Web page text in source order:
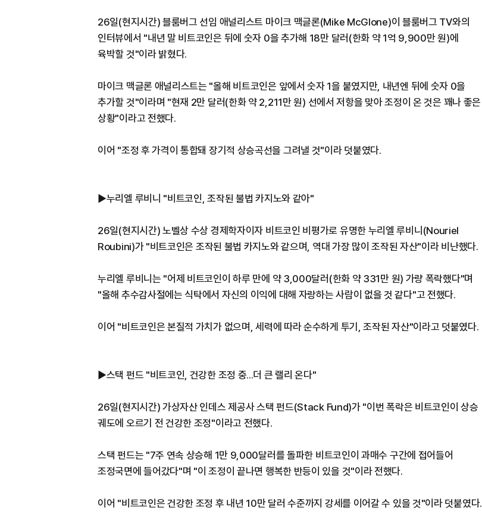
26일(현지시간) 블룸버그 선임 애널리스트 마이크 맥글론(Mike McGlone)이 블룸버그 TV와의
인터뷰에서 "내년 말 비트코인은 뒤에 숫자 0을 추가해 18만 달러(한화 약 1억 9,900만 원)에
육박할 것"이라 밝혔다.
마이크 맥글론 애널리스트는 "올해 비트코인은 앞에서 숫자 1을 붙였지만, 내년엔 뒤에 숫자 0을
추가할 것"이라며 "현재 2만 달러(한화 약 2,211만 원) 선에서 저항을 맞아 조정이 온 것은 꽤나 좋은
상황"이라고 전했다.
이어 "조정 후 가격이 통합돼 장기적 상승곡선을 그려낼 것"이라 덧붙였다.
▶누리엘 루비니 "비트코인, 조작된 불법 카지노와 같아"
26일(현지시간) 노벨상 수상 경제학자이자 비트코인 비평가로 유명한 누리엘 루비니(Nouriel
Roubini)가 "비트코인은 조작된 불법 카지노와 같으며, 역대 가장 많이 조작된 자산"이라 비난했다.
누리엘 루비니는 "어제 비트코인이 하루 만에 약 3,000달러(한화 약 331만 원) 가량 폭락했다"며
"올해 추수감사절에는 식탁에서 자신의 이익에 대해 자랑하는 사람이 없을 것 같다"고 전했다.
이어 "비트코인은 본질적 가치가 없으며, 세력에 따라 순수하게 투기, 조작된 자산"이라고 덧붙였다.
▶스택 펀드 "비트코인, 건강한 조정 중...더 큰 랠리 온다"
26일(현지시간) 가상자산 인데스 제공사 스택 펀드(Stack Fund)가 "이번 폭락은 비트코인이 상승
궤도에 오르기 전 건강한 조정"이라고 전했다.
스택 펀드는 "7주 연속 상승해 1만 9,000달러를 돌파한 비트코인이 과매수 구간에 접어들어
조정국면에 들어갔다"며 "이 조정이 끝나면 행복한 반등이 있을 것"이라 전했다.
이어 "비트코인은 건강한 조정 후 내년 10만 달러 수준까지 강세를 이어갈 수 있을 것"이라 덧붙였다.